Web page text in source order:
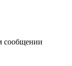
сообщении